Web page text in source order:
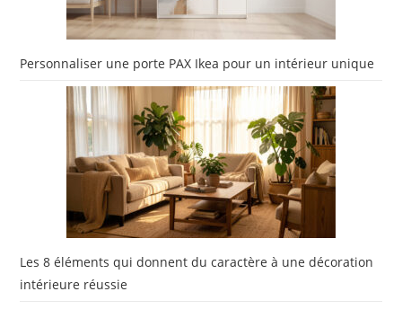
Personnaliser une porte PAX Ikea pour un intérieur unique
Les 8 éléments qui donnent du caractère à une décoration
intérieure réussie